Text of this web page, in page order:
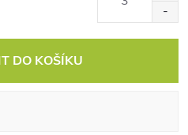
DO KOŠÍKU